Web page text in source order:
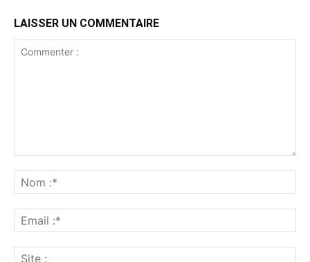
LAISSER UN COMMENTAIRE